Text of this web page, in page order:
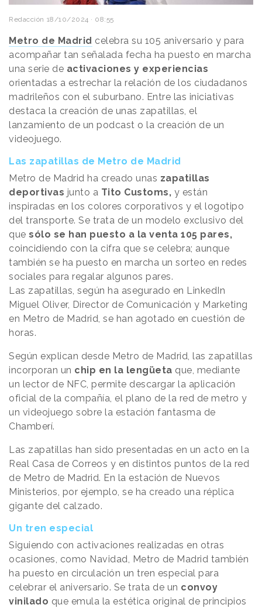
Redacción 18/10/2024 · 08:55
Metro de Madrid celebra su 105 aniversario y para
acompañar tan señalada fecha ha puesto en marcha
una serie de activaciones y experiencias
orientadas a estrechar la relación de los ciudadanos
madrileños con el suburbano. Entre las iniciativas
destaca la creación de unas zapatillas, el
lanzamiento de un podcast o la creación de un
videojuego.
Las zapatillas de Metro de Madrid
Metro de Madrid ha creado unas zapatillas
deportivas junto a Tito Customs, y están
inspiradas en los colores corporativos y el logotipo
del transporte. Se trata de un modelo exclusivo del
que sólo se han puesto a la venta 105 pares,
coincidiendo con la cifra que se celebra; aunque
también se ha puesto en marcha un sorteo en redes
sociales para regalar algunos pares.
Las zapatillas, según ha asegurado en LinkedIn
Miguel Oliver, Director de Comunicación y Marketing
en Metro de Madrid, se han agotado en cuestión de
horas.
Según explican desde Metro de Madrid, las zapatillas
incorporan un chip en la lengüeta que, mediante
un lector de NFC, permite descargar la aplicación
oficial de la compañía, el plano de la red de metro y
un videojuego sobre la estación fantasma de
Chamberí.
Las zapatillas han sido presentadas en un acto en la
Real Casa de Correos y en distintos puntos de la red
de Metro de Madrid. En la estación de Nuevos
Ministerios, por ejemplo, se ha creado una réplica
gigante del calzado.
Un tren especial
Siguiendo con activaciones realizadas en otras
ocasiones, como Navidad, Metro de Madrid también
ha puesto en circulación un tren especial para
celebrar el aniversario. Se trata de un convoy
vinilado que emula la estética original de principios